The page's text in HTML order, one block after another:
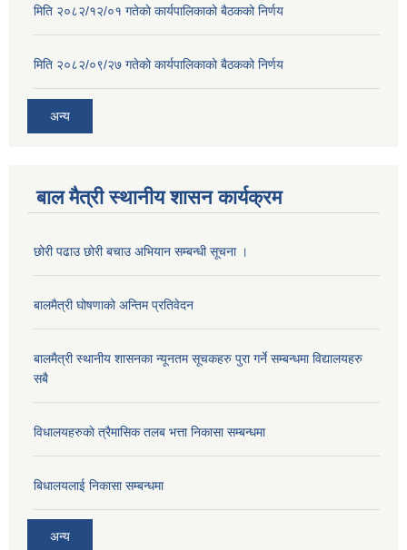
मिति २०८२/१२/०१ गतेकाे कार्यपालिकाको बैठकको निर्णय
मिति २०८२/०९/२७ गतेकाे कार्यपालिकाको बैठकको निर्णय
अन्य
बाल मैत्री स्थानीय शासन कार्यक्रम
छोरी पढाउ छोरी बचाउ अभियान सम्बन्धी सूचना ।
बालमैत्री घोषणाको अन्तिम प्रतिवेदन
बालमैत्री स्थानीय शासनका न्यूनतम सूचकहरु पुरा गर्ने सम्बन्धमा विद्यालयहरु
सबै
विधालयहरुकाे त्रैमासिक तलब भत्ता निकासा सम्बन्धमा
बिधालयलाई निकासा सम्बन्धमा
अन्य